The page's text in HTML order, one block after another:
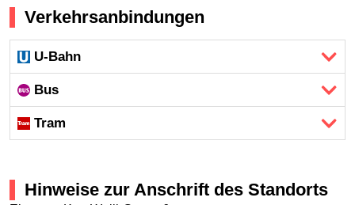
Verkehrsanbindungen
U-Bahn
Bus
Tram
Hinweise zur Anschrift des Standorts